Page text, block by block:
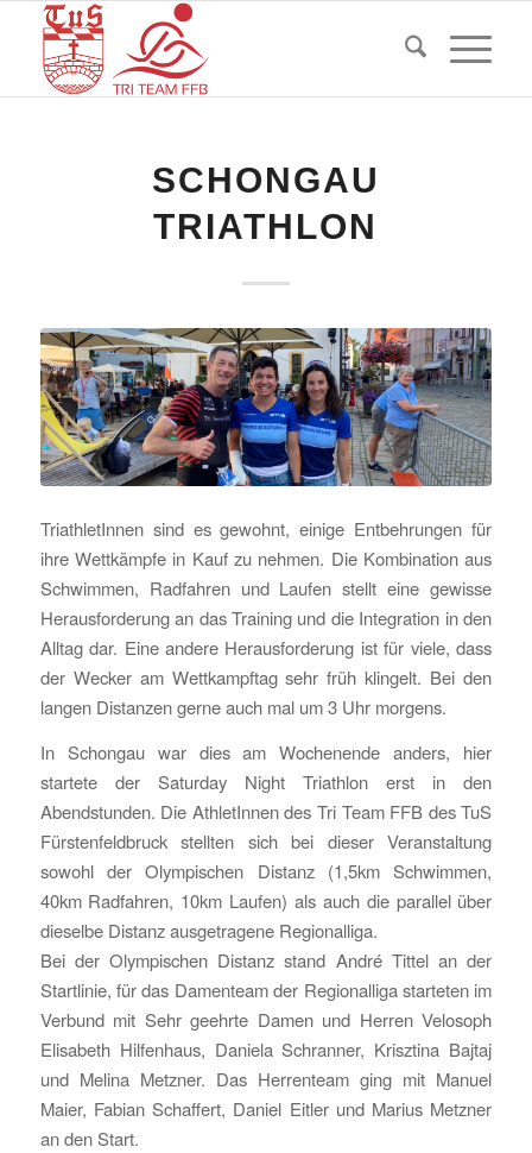
SCHONGAU
TRIATHLON
TriathletInnen sind es gewohnt, einige Entbehrungen für
ihre Wettkämpfe in Kauf zu nehmen. Die Kombination aus
Schwimmen, Radfahren und Laufen stellt eine gewisse
Herausforderung an das Training und die Integration in den
Alltag dar. Eine andere Herausforderung ist für viele, dass
der Wecker am Wettkampftag sehr früh klingelt. Bei den
langen Distanzen gerne auch mal um 3 Uhr morgens.
In Schongau war dies am Wochenende anders, hier
startete der Saturday Night Triathlon erst in den
Abendstunden. Die AthletInnen des Tri Team FFB des TuS
Fürstenfeldbruck stellten sich bei dieser Veranstaltung
sowohl der Olympischen Distanz (1,5km Schwimmen,
40km Radfahren, 10km Laufen) als auch die parallel über
dieselbe Distanz ausgetragene Regionalliga.
Bei der Olympischen Distanz stand André Tittel an der
Startlinie, für das Damenteam der Regionalliga starteten im
Verbund mit Sehr geehrte Damen und Herren Velosoph
Elisabeth Hilfenhaus, Daniela Schranner, Krisztina Bajtaj
und Melina Metzner. Das Herrenteam ging mit Manuel
Maier, Fabian Schaffert, Daniel Eitler und Marius Metzner
an den Start.